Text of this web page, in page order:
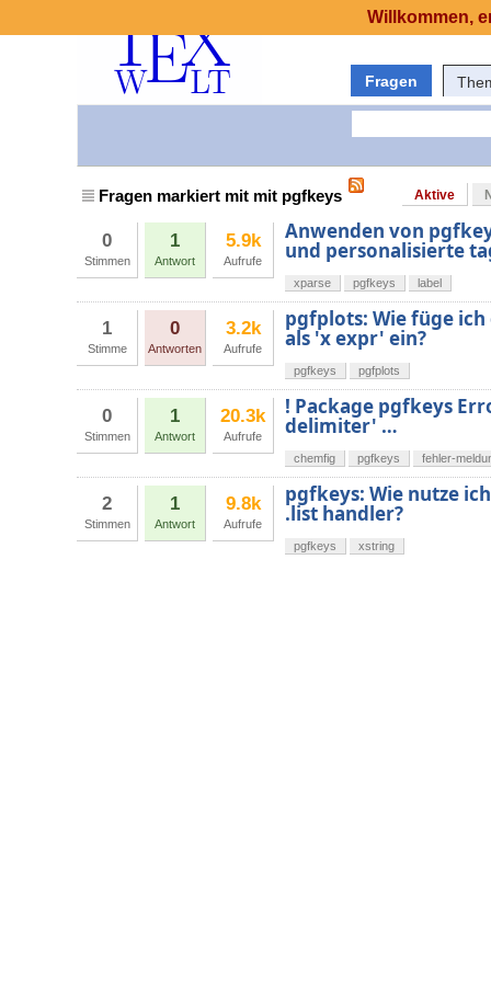
Fragen
Fragen markiert mit mit pgfkeys Aktive
0
Stimmen
1
Antwort
5.9k
Aufrufe
Anwenden von
und personalisierte
xparse pgfkeys label
1
Stimme
0
Antworten
3.2k
Aufrufe
pgfplots: Wie füge
als 'x expr' ein?
pgfkeys pgfplots
0
Stimmen
1
Antwort
20.3k
Aufrufe
! Package pgfkeys
delimiter' …
chemfig pgfkeys fehler-
2
Stimmen
1
Antwort
9.8k
Aufrufe
pgfkeys: Wie nutze
.list handler?
pgfkeys xstring
Willkommen,